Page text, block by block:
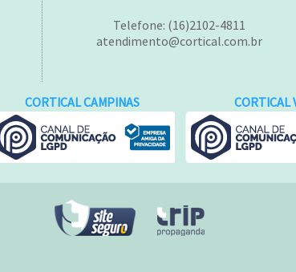
Telefone: (16)2102-4811
atendimento@cortical.com.br
CORTICAL CAMPINAS CORTICAL